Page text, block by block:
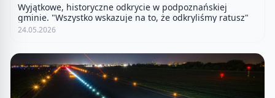
Wyjątkowe, historyczne odkrycie w podpoznańskiej
gminie. "Wszystko wskazuje na to, że odkryliśmy ratusz"
24.05.2026